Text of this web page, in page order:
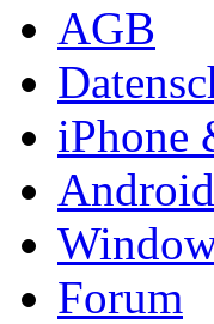
AGB
iPhone
Android
Forum